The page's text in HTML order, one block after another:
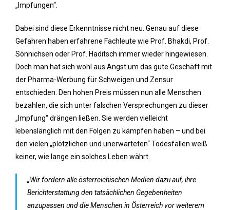
„Impfungen“.
Dabei sind diese Erkenntnisse nicht neu. Genau auf diese
Gefahren haben erfahrene Fachleute wie Prof. Bhakdi, Prof.
Sönnichsen oder Prof. Haditsch immer wieder hingewiesen.
Doch man hat sich wohl aus Angst um das gute Geschäft mit
der Pharma-Werbung für Schweigen und Zensur
entschieden. Den hohen Preis müssen nun alle Menschen
bezahlen, die sich unter falschen Versprechungen zu dieser
„Impfung“ drängen ließen. Sie werden vielleicht
lebenslänglich mit den Folgen zu kämpfen haben – und bei
den vielen „plötzlichen und unerwarteten“ Todesfällen weiß
keiner, wie lange ein solches Leben währt.
„Wir fordern alle österreichischen Medien dazu auf, ihre
Berichterstattung den tatsächlichen Gegebenheiten
anzupassen und die Menschen in Österreich vor weiterem